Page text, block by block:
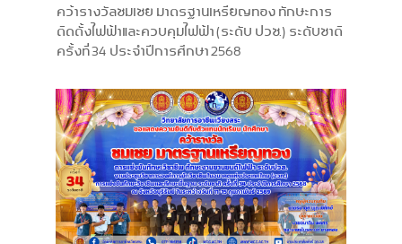
คว้ารางวัลชมเชย มาตรฐานเหรียญทอง ทักษะการ
ติดตั้งไฟฟ้าและควบคุมไฟฟ้า (ระดับ ปวช.) ระดับชาติ
ครั้งที่ 34 ประจำปีการศึกษา 2568